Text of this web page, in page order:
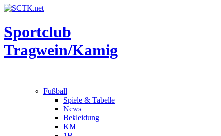
Sportclub
Tragwein/Kamig
Fußball
Spiele & Tabelle
News
Bekleidung
KM